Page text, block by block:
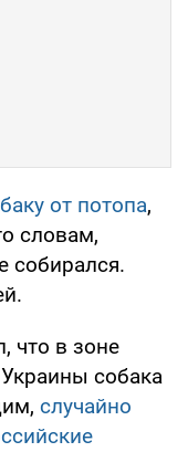
от потопа,
словам,
собирался.
что в зоне
собака
случайно